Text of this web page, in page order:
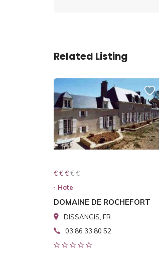
Related Listing
€ € € € €
€ € €
Hote
DOMAINE DE ROCHEFORT
DISSANGIS, FR
03 86 33 80 52